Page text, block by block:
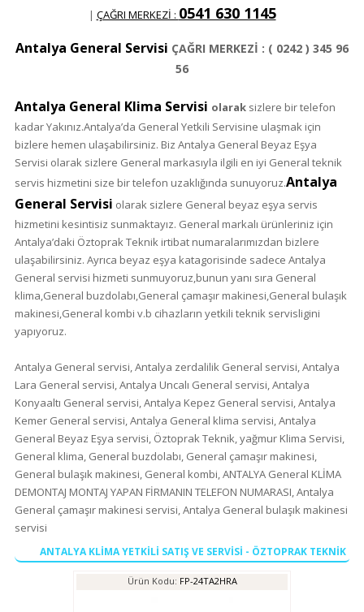
| ÇAĞRI MERKEZİ : 0541 630 1145
Antalya General Servisi ÇAĞRI MERKEZİ : ( 0242 ) 345 96
56
Antalya General Klima Servisi olarak sizlere bir telefon
kadar Yakınız.Antalya’da General Yetkili Servisine ulaşmak için
bizlere hemen ulaşabilirsiniz. Biz Antalya General Beyaz Eşya
Servisi olarak sizlere General markasıyla ilgili en iyi General teknik
servis hizmetini size bir telefon uzaklığında sunuyoruz.Antalya
General Servisi olarak sizlere General beyaz eşya servis
hizmetini kesintisiz sunmaktayız. General markalı ürünleriniz için
Antalya’daki Öztoprak Teknik irtibat numaralarımızdan bizlere
ulaşabilirsiniz. Ayrıca beyaz eşya katagorisinde sadece Antalya
General servisi hizmeti sunmuyoruz,bunun yanı sıra General
klima,General buzdolabı,General çamaşır makinesi,General bulaşık
makinesi,General kombi v.b cihazların yetkili teknik servisligini
yapıyoruz.
Antalya General servisi, Antalya zerdalilik General servisi, Antalya
Lara General servisi, Antalya Uncalı General servisi, Antalya
Konyaaltı General servisi, Antalya Kepez General servisi, Antalya
Kemer General servisi, Antalya General klima servisi, Antalya
General Beyaz Eşya servisi, Öztoprak Teknik, yağmur Klima Servisi,
General klima, General buzdolabı, General çamaşır makinesi,
General bulaşık makinesi, General kombi, ANTALYA General KLİMA
DEMONTAJ MONTAJ YAPAN FİRMANIN TELEFON NUMARASI, Antalya
General çamaşır makinesi servisi, Antalya General bulaşık makinesi
servisi
ANTALYA KLİMA YETKİLİ SATIŞ VE SERVİSİ - ÖZTOPRAK TEKNİK
Ürün Kodu: FP-24TA2HRA